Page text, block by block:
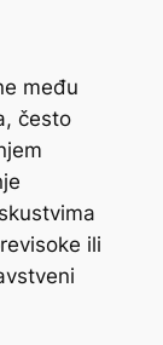
među
često
ili